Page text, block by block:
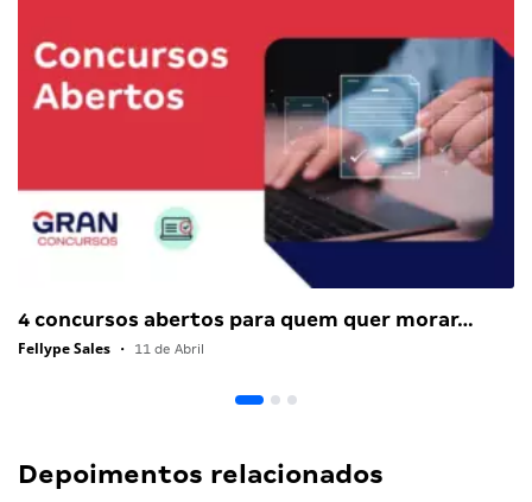
4 concursos abertos para quem quer morar…
Fellype Sales • 11 de Abril
Depoimentos relacionados